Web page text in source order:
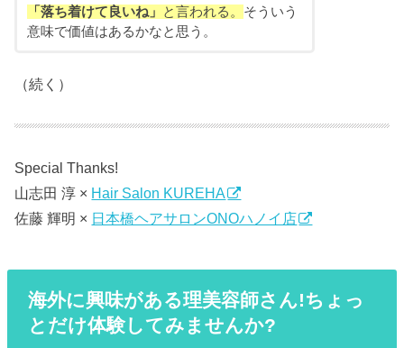
「落ち着けて良いね」
と言われる。 そういう
意味で価値はあるかなと思う。
（続く）
Special Thanks!
山志田 淳 × Hair Salon KUREHA
佐藤 輝明 × 日本橋ヘアサロンONOハノイ店
海外に興味がある理美容師さん!ちょっ
とだけ体験してみませんか?